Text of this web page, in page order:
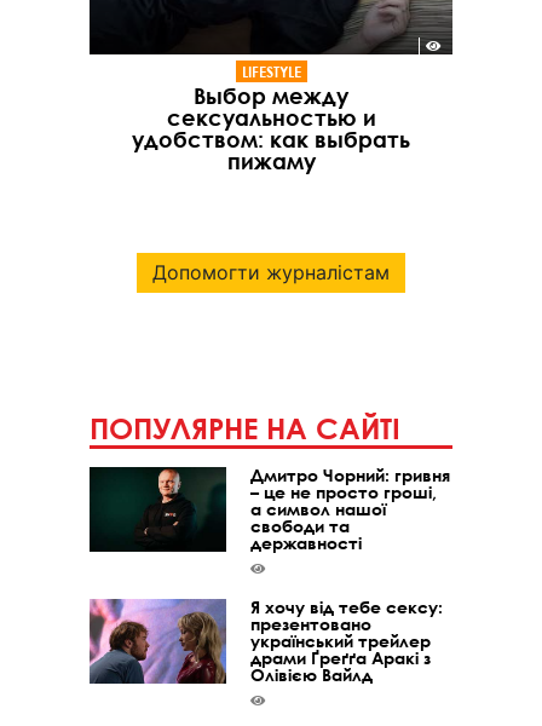
LIFESTYLE
Выбор между
сексуальностью и
удобством: как выбрать
пижаму
Допомогти журналістам
ПОПУЛЯРНЕ НА САЙТІ
Дмитро Чорний: гривня
– це не просто гроші,
а символ нашої
свободи та
державності
Я хочу від тебе сексу:
презентовано
український трейлер
драми Ґреґґа Аракі з
Олівією Вайлд